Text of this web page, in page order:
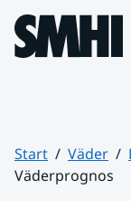
Hoppa till sidans
Start Väder
Väderprognos